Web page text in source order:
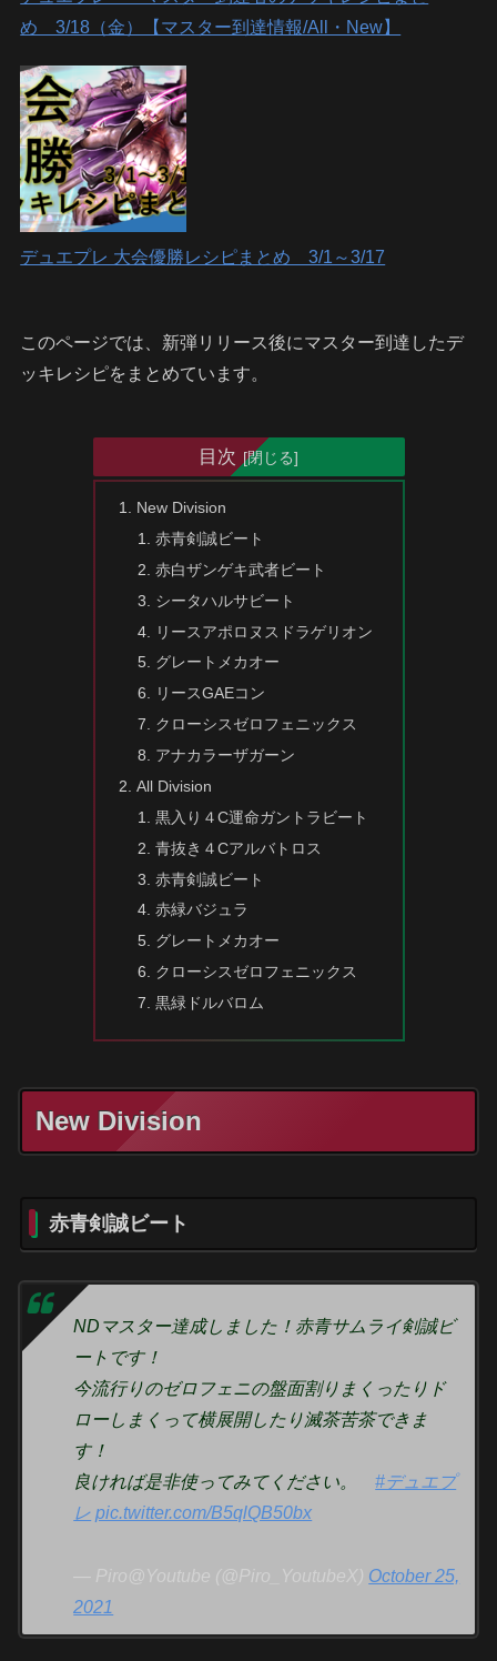
め 3/18（金）【マスター到達情報/All・New】
デュエプレ 大会優勝レシピまとめ 3/1～3/17
このページでは、新弾リリース後にマスター到達したデ
ッキレシピをまとめています。
目次
New Division
赤青剣誠ビート
赤白ザンゲキ武者ビート
シータハルサビート
リースアポロヌスドラゲリオン
グレートメカオー
リースGAEコン
クローシスゼロフェニックス
アナカラーザガーン
All Division
黒入り４C運命ガントラビート
青抜き４Cアルバトロス
赤青剣誠ビート
赤緑バジュラ
グレートメカオー
クローシスゼロフェニックス
黒緑ドルバロム
New Division
赤青剣誠ビート
NDマスター達成しました！赤青サムライ剣誠ビ
ートです！
今流行りのゼロフェニの盤面割りまくったりド
ローしまくって横展開したり滅茶苦茶できま
す！
良ければ是非使ってみてください。#デュエプ
レ pic.twitter.com/B5qlQB50bx
— Piro@Youtube (@Piro_YoutubeX) October 25,
2021